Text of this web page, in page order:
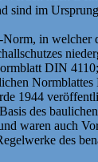
sind im
in welcher
DIN
1944
des
waren auch
des